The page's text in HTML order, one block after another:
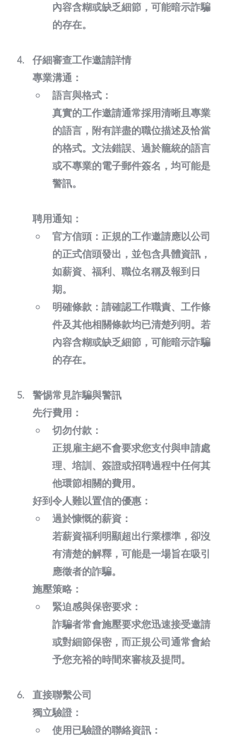
內容含糊或缺乏細節，可能暗示詐騙
的存在。
仔細審查工作邀請詳情
專業溝通：
語言與格式：
真實的工作邀請通常採用清晰且專業
的語言，附有詳盡的職位描述及恰當
的格式。文法錯誤、過於籠統的語言
或不專業的電子郵件簽名，均可能是
警訊。
聘用通知：
官方信頭： 正規的工作邀請應以公司
的正式信頭發出，並包含具體資訊，
如薪資、福利、職位名稱及報到日
期。
明確條款： 請確認工作職責、工作條
件及其他相關條款均已清楚列明。若
內容含糊或缺乏細節，可能暗示詐騙
的存在。
警惕常見詐騙與警訊
先行費用：
切勿付款：
正規雇主絕不會要求您支付與申請處
理、培訓、簽證或招聘過程中任何其
他環節相關的費用。
好到令人難以置信的優惠：
過於慷慨的薪資：
若薪資福利明顯超出行業標準，卻沒
有清楚的解釋，可能是一場旨在吸引
應徵者的詐騙。
施壓策略：
緊迫感與保密要求：
詐騙者常會施壓要求您迅速接受邀請
或對細節保密，而正規公司通常會給
予您充裕的時間來審核及提問。
直接聯繫公司
獨立驗證：
使用已驗證的聯絡資訊：